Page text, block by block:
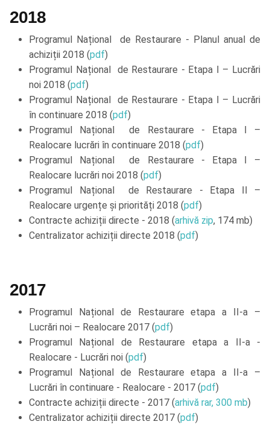
2018
Programul Național de Restaurare - Planul anual de
achiziții 2018 (pdf)
Programul Național de Restaurare - Etapa I – Lucrări
noi 2018 (pdf)
Programul Național de Restaurare - Etapa I – Lucrări
în continuare 2018 (pdf)
Programul Național de Restaurare - Etapa I –
Realocare lucrări în continuare 2018 (pdf)
Programul Național de Restaurare - Etapa I –
Realocare lucrări noi 2018 (pdf)
Programul Național de Restaurare - Etapa II –
Realocare urgențe și priorități 2018 (pdf)
Contracte achiziții directe - 2018 (arhivă zip, 174 mb)
Centralizator achiziții directe 2018 (pdf)
2017
Programul Național de Restaurare etapa a II-a –
Lucrări noi – Realocare 2017 (pdf)
Programul Național de Restaurare etapa a II-a -
Realocare - Lucrări noi (pdf)
Programul Național de Restaurare etapa a II-a –
Lucrări în continuare - Realocare - 2017 (pdf)
Contracte achiziții directe - 2017 (arhivă rar, 300 mb)
Centralizator achiziții directe 2017 (pdf)